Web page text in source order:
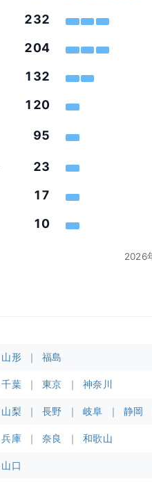
232
204
132
120
95
23
17
10
2026
山形 福島
千葉 東京 神奈川
山梨 長野 岐阜 静岡
兵庫 奈良 和歌山
山口